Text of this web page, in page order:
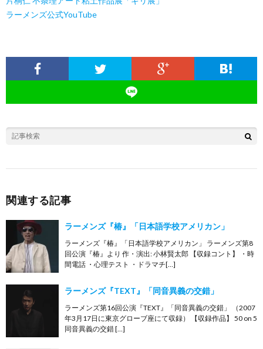
ラーメンズ公式YouTube
関連する記事
ラーメンズ『椿』「日本語学校アメリカン」
ラーメンズ『椿』「日本語学校アメリカン」 ラーメンズ第8
回公演『椿』より 作・演出: 小林賢太郎 【収録コント】 ・時
間電話 ・心理テスト ・ドラマチ[…]
ラーメンズ『TEXT』「同音異義の交錯」
ラーメンズ第16回公演『TEXT』「同音異義の交錯」 （2007
年3月17日に東京グローブ座にて収録） 【収録作品】 50 on 5
同音異義の交錯 […]